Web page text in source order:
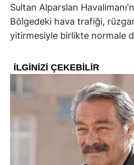
Sultan Alparslan
Bölgedeki hava trafiği,
yitirmesiyle birlikte normale